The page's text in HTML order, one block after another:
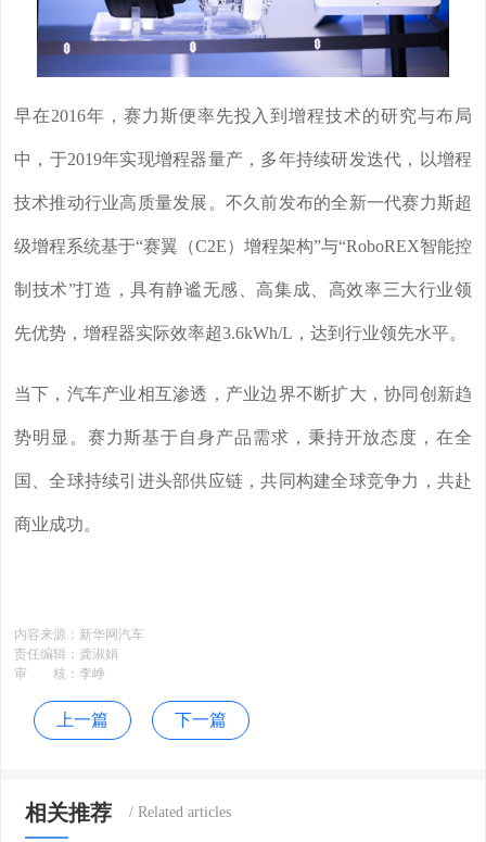
早在2016年，赛力斯便率先投入到增程技术的研究与布局
中，于2019年实现增程器量产，多年持续研发迭代，以增程
技术推动行业高质量发展。不久前发布的全新一代赛力斯超
级增程系统基于“赛翼（C2E）增程架构”与“RoboREX智能控
制技术”打造，具有静谧无感、高集成、高效率三大行业领
先优势，增程器实际效率超3.6kWh/L，达到行业领先水平。
当下，汽车产业相互渗透，产业边界不断扩大，协同创新趋
势明显。赛力斯基于自身产品需求，秉持开放态度，在全
国、全球持续引进头部供应链，共同构建全球竞争力，共赴
商业成功。
内容来源： 新华网汽车
责任编辑： 龚淑娟
审 核： 李峥
上一篇 下一篇
相关推荐